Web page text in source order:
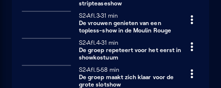
stripteaseshow
Seizoen 2
S2Afl.331 minuten
31 min
De vrouwen genieten van een
topless-show in de Moulin Rouge
Seizoen 2
S2Afl.431 minuten
31 min
De groep repeteert voor het eerst in
showkostuum
Seizoen 2
S2Afl.558 minuten
58 min
De groep maakt zich klaar voor de
grote slotshow